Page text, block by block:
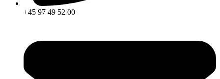
+45 97 49 52 00